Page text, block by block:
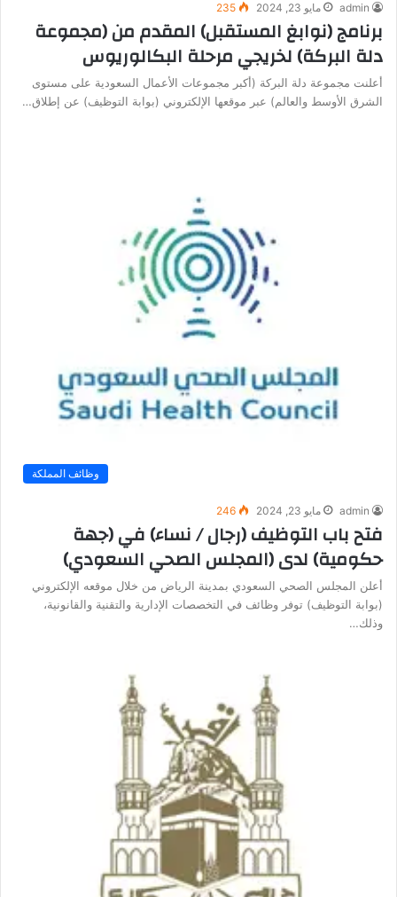
admin مايو 23, 2024 235
برنامج (نوابغ المستقبل) المقدم من (مجموعة
دلة البركة) لخريجي مرحلة البكالوريوس
أعلنت مجموعة دلة البركة (أكبر مجموعات الأعمال السعودية على مستوى
الشرق الأوسط والعالم) عبر موقعها الإلكتروني (بوابة التوظيف) عن إطلاق…
وظائف المملكة
admin مايو 23, 2024 246
فتح باب التوظيف (رجال / نساء) في (جهة
حكومية) لدى (المجلس الصحي السعودي)
أعلن المجلس الصحي السعودي بمدينة الرياض من خلال موقعه الإلكتروني
(بوابة التوظيف) توفر وظائف في التخصصات الإدارية والتقنية والقانونية،
وذلك…